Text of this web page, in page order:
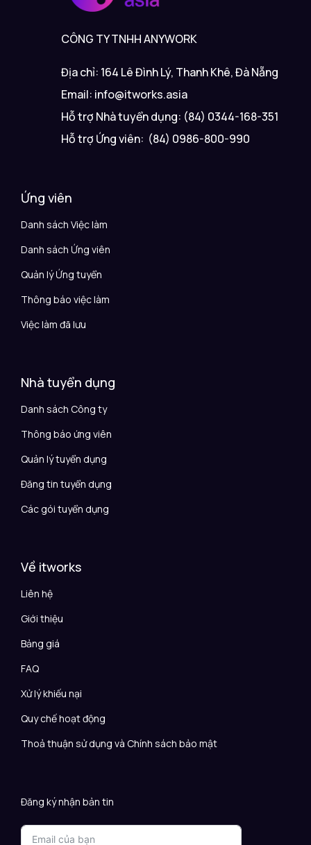
CÔNG TY TNHH ANYWORK
Địa chỉ: 164 Lê Đình Lý, Thanh Khê, Đà Nẵng
Email: info@itworks.asia
Hỗ trợ Nhà tuyển dụng: (84) 0344-168-351
Hỗ trợ Ứng viên: (84) 0986-800-990
Ứng viên
Danh sách Việc làm
Danh sách Ứng viên
Quản lý Ứng tuyển
Thông báo việc làm
Việc làm đã lưu
Nhà tuyển dụng
Danh sách Công ty
Thông báo ứng viên
Quản lý tuyển dụng
Đăng tin tuyển dụng
Các gói tuyển dụng
Về itworks
Liên hệ
Giới thiệu
Bảng giá
FAQ
Xử lý khiếu nại
Quy chế hoạt động
Thoả thuận sử dụng và Chính sách bảo mật
Đăng ký nhận bản tin